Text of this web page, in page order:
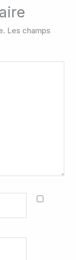
Les champs